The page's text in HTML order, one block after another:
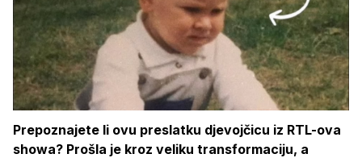
Prepoznajete li ovu preslatku djevojčicu iz RTL-ova
showa? Prošla je kroz veliku transformaciju, a